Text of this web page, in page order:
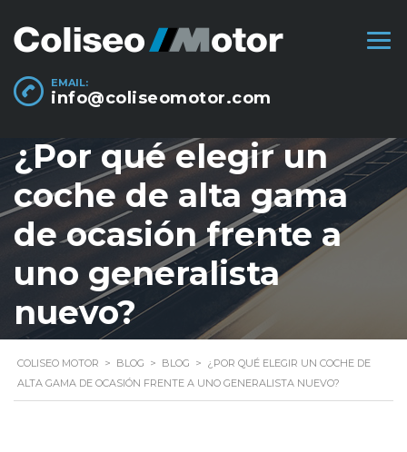
EMAIL:
info@coliseomotor.com
¿Por qué elegir un
coche de alta gama
de ocasión frente a
uno generalista
nuevo?
COLISEO MOTOR > BLOG > BLOG > ¿POR QUÉ ELEGIR UN COCHE DE
ALTA GAMA DE OCASIÓN FRENTE A UNO GENERALISTA NUEVO?